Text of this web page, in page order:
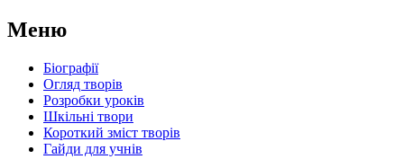
Меню
Біографії
Огляд творів
Розробки уроків
Шкільні твори
Короткий зміст творів
Гайди для учнів